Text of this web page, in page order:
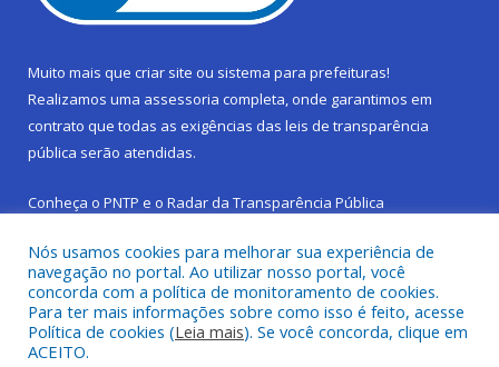
Muito mais que criar site ou sistema para prefeituras!
Realizamos uma assessoria completa, onde garantimos em
contrato que todas as exigências das leis de transparência
pública serão atendidas.
Conheça o PNTP e o Radar da Transparência Pública
Todos os direitos reservados a Prefeitura Municipal de São
Sebastião da Boa Vista.
Nós usamos cookies para melhorar sua experiência de
navegação no portal. Ao utilizar nosso portal, você
concorda com a política de monitoramento de cookies.
Para ter mais informações sobre como isso é feito, acesse
Política de cookies (Leia mais). Se você concorda, clique em
ACEITO.